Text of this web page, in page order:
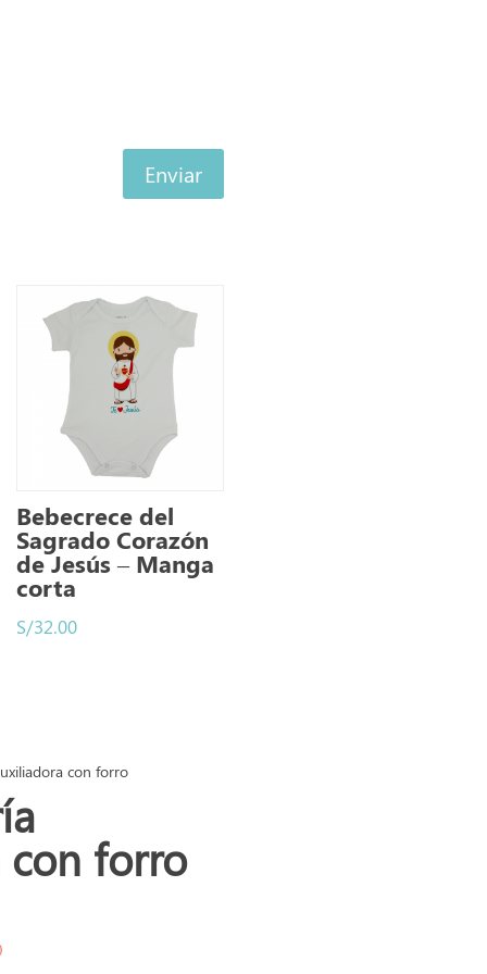
Enviar
Bebecrece del
Sagrado Corazón
de Jesús – Manga
corta
S/32.00
con forro
forro